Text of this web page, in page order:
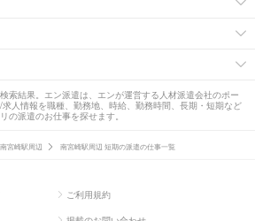
索結果。エン派遣は、エンが運営する人材派遣会社のポー
人情報を職種、勤務地、時給、勤務時間、長期・短期など
の派遣のお仕事を探せます。
南宮崎駅周辺 南宮崎駅周辺 短期の派遣の仕事一覧
ご利用規約